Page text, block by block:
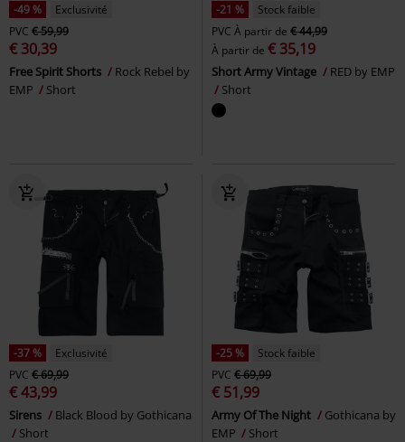
-49 %
Exclusivité
PVC € 59,99
€ 30,39
Free Spirit Shorts
Rock Rebel by
EMP
Short
-21 %
Stock faible
PVC À partir de € 44,99
À partir de € 35,19
Short Army Vintage
RED by EMP
Short
-37 %
Exclusivité
PVC € 69,99
€ 43,99
Sirens
Black Blood by Gothicana
Short
-25 %
Stock faible
PVC € 69,99
€ 51,99
Army Of The Night
Gothicana by
EMP
Short